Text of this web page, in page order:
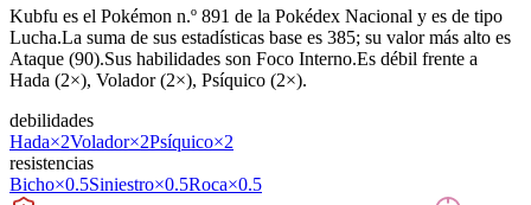
Kubfu es el Pokémon n.º 891 de la Pokédex Nacional y es de tipo
Lucha.La suma de sus estadísticas base es 385; su valor más alto es
Ataque (90).Sus habilidades son Foco Interno.Es débil frente a
Hada (2×), Volador (2×), Psíquico (2×).
debilidades
Hada×2Volador×2Psíquico×2
resistencias
Bicho×0.5Siniestro×0.5Roca×0.5